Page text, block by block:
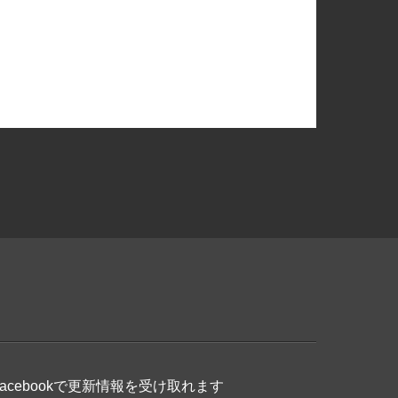
で更新情報を受け取れます